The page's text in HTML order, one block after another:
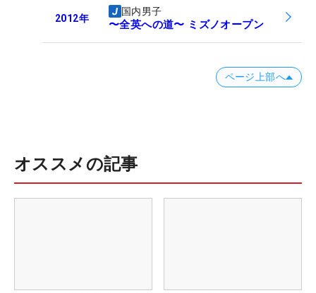
2012年
国内男子
〜全英への道〜 ミズノオープン
ページ上部へ
オススメの記事